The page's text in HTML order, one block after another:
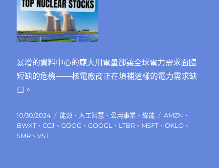
暴增的資料中心的龐大用電量卻讓全球電力需求面臨
短缺的危機───核電廠商正在填補這樣的電力需求缺
口。
發
佈
日
10/30/2024
分
類
能源 、 人工智慧 、公用事業 、綠能
標
籤
AMZN 、
BWXT、CCJ 、GOOG 、GOOGL 、 LTBR 、 MSFT、OKLO 、
SMR 、VST